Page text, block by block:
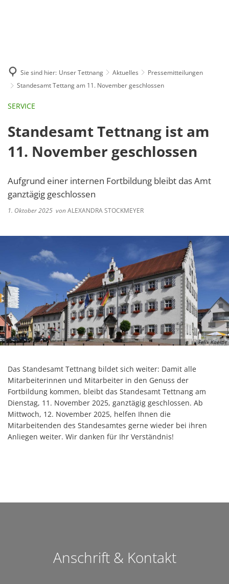
Sie sind hier: Unser Tettnang Aktuelles
Pressemitteilungen
Standesamt Tettang am 11. November geschlossen
SERVICE
Standesamt Tettnang ist am
11. November geschlossen
Aufgrund einer internen Fortbildung bleibt das Amt
ganztägig geschlossen
1. Oktober 2025 vonALEXANDRA STOCKMEYER
Felix Kaestle
Das Standesamt Tettnang bildet sich weiter: Damit alle
Mitarbeiterinnen und Mitarbeiter in den Genuss der
Fortbildung kommen, bleibt das Standesamt Tettnang am
Dienstag, 11. November 2025, ganztägig geschlossen. Ab
Mittwoch, 12. November 2025, helfen Ihnen die
Mitarbeitenden des Standesamtes gerne wieder bei ihren
Anliegen weiter. Wir danken für Ihr Verständnis!
Anschrift & Kontakt